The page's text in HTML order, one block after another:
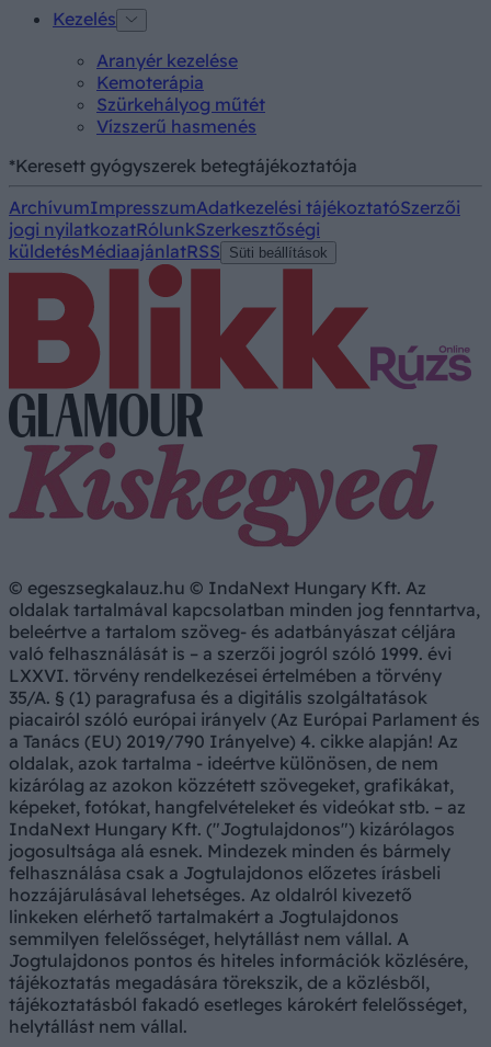
Kezelés
Aranyér kezelése
Kemoterápia
Szürkehályog műtét
Vízszerű hasmenés
*Keresett gyógyszerek betegtájékoztatója
ArchívumImpresszumAdatkezelési tájékoztatóSzerzői
jogi nyilatkozatRólunkSzerkesztőségi
küldetésMédiaajánlatRSS Süti beállítások
© egeszsegkalauz.hu © IndaNext Hungary Kft. Az
oldalak tartalmával kapcsolatban minden jog fenntartva,
beleértve a tartalom szöveg- és adatbányászat céljára
való felhasználását is – a szerzői jogról szóló 1999. évi
LXXVI. törvény rendelkezései értelmében a törvény
35/A. § (1) paragrafusa és a digitális szolgáltatások
piacairól szóló európai irányelv (Az Európai Parlament és
a Tanács (EU) 2019/790 Irányelve) 4. cikke alapján! Az
oldalak, azok tartalma - ideértve különösen, de nem
kizárólag az azokon közzétett szövegeket, grafikákat,
képeket, fotókat, hangfelvételeket és videókat stb. – az
IndaNext Hungary Kft. ("Jogtulajdonos") kizárólagos
jogosultsága alá esnek. Mindezek minden és bármely
felhasználása csak a Jogtulajdonos előzetes írásbeli
hozzájárulásával lehetséges. Az oldalról kivezető
linkeken elérhető tartalmakért a Jogtulajdonos
semmilyen felelősséget, helytállást nem vállal. A
Jogtulajdonos pontos és hiteles információk közlésére,
tájékoztatás megadására törekszik, de a közlésből,
tájékoztatásból fakadó esetleges károkért felelősséget,
helytállást nem vállal.